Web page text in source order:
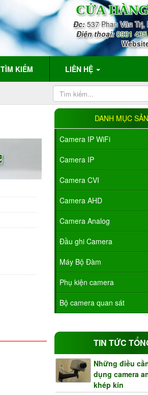
CỬA HÀNG
Đc:537 Phan Văn Trị,
Điện thoại: 0931
TÌM KIẾM LIÊN HỆ
DANH MỤC
Camera IP WiFi
Camera IP
Camera CVI
Camera AHD
Camera Analog
Đầu ghi Camera
Máy Bộ Đàm
Phụ kiện camera
Bộ camera quan sát
TIN TỨC
Những điều
dụng camera
khép kín